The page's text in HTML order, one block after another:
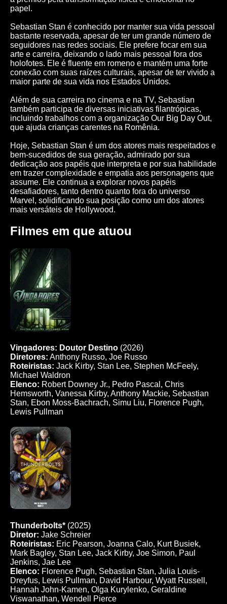
papel.
Sebastian Stan é conhecido por manter sua vida pessoal
bastante reservada, apesar de ter um grande número de
seguidores nas redes sociais. Ele prefere focar em sua
arte e carreira, deixando o lado mais pessoal fora dos
holofotes. Ele é fluente em romeno e mantém uma forte
conexão com suas raízes culturais, apesar de ter vivido a
maior parte de sua vida nos Estados Unidos.
Além de sua carreira no cinema e na TV, Sebastian
também participa de diversas iniciativas filantrópicas,
incluindo trabalhos com a organização Our Big Day Out,
que ajuda crianças carentes na Romênia.
Hoje, Sebastian Stan é um dos atores mais respeitados e
bem-sucedidos de sua geração, admirado por sua
dedicação aos papéis que interpreta e por sua habilidade
em trazer complexidade e empatia aos personagens que
assume. Ele continua a explorar novos papéis
desafiadores, tanto dentro quanto fora do universo
Marvel, solidificando sua posição como um dos atores
mais versáteis de Hollywood.
Filmes em que atuou
Vingadores: Doutor Destino (2026)
Diretores: Anthony Russo, Joe Russo
Roteiristas: Jack Kirby, Stan Lee, Stephen McFeely,
Michael Waldron
Elenco: Robert Downey Jr., Pedro Pascal, Chris
Hemsworth, Vanessa Kirby, Anthony Mackie, Sebastian
Stan, Ebon Moss-Bachrach, Simu Liu, Florence Pugh,
Lewis Pullman
Thunderbolts* (2025)
Diretor: Jake Schreier
Roteiristas: Eric Pearson, Joanna Calo, Kurt Busiek,
Mark Bagley, Stan Lee, Jack Kirby, Joe Simon, Paul
Jenkins, Jae Lee
Elenco: Florence Pugh, Sebastian Stan, Julia Louis-
Dreyfus, Lewis Pullman, David Harbour, Wyatt Russell,
Hannah John-Kamen, Olga Kurylenko, Geraldine
Viswanathan, Wendell Pierce